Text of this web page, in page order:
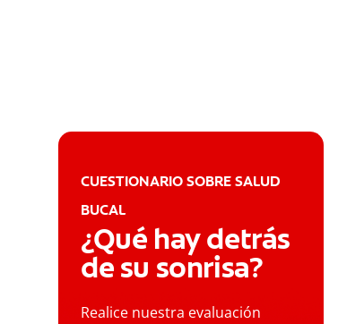
CUESTIONARIO SOBRE SALUD
BUCAL
¿Qué hay detrás
de su sonrisa?
Realice nuestra evaluación